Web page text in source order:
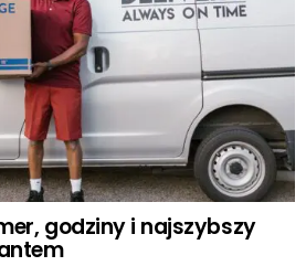
godziny i najszybszy